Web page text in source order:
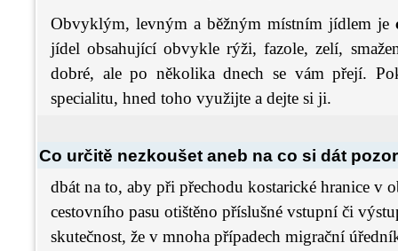
Obvyklým, levným a běžným místním jídlem je
jídel obsahující obvykle rýži, fazole, zelí,
dobré, ale po několika dnech se vám přejí.
specialitu, hned toho využijte a dejte si ji.
Co určitě nezkoušet aneb na co si dát
dbát na to, aby při přechodu kostarické hranice v
cestovního pasu otištěno příslušné vstupní či
skutečnost, že v mnoha případech migrační